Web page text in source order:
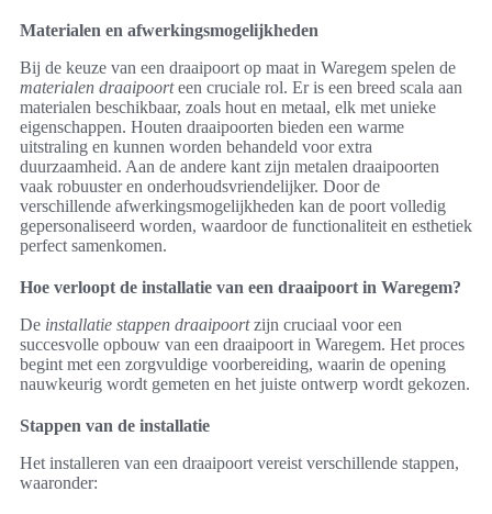
Materialen en afwerkingsmogelijkheden
Bij de keuze van een draaipoort op maat in Waregem spelen de
materialen draaipoorteen cruciale rol. Er is een breed scala aan
materialen beschikbaar, zoals hout en metaal, elk met unieke
eigenschappen. Houten draaipoorten bieden een warme
uitstraling en kunnen worden behandeld voor extra
duurzaamheid. Aan de andere kant zijn metalen draaipoorten
vaak robuuster en onderhoudsvriendelijker. Door de
verschillende afwerkingsmogelijkheden kan de poort volledig
gepersonaliseerd worden, waardoor de functionaliteit en esthetiek
perfect samenkomen.
Hoe verloopt de installatie van een draaipoort in Waregem?
De installatie stappen draaipoortzijn cruciaal voor een
succesvolle opbouw van een draaipoort in Waregem. Het proces
begint met een zorgvuldige voorbereiding, waarin de opening
nauwkeurig wordt gemeten en het juiste ontwerp wordt gekozen.
Stappen van de installatie
Het installeren van een draaipoort vereist verschillende stappen,
waaronder: